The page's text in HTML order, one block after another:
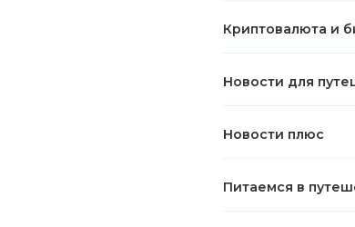
Криптовалюта и
Новости для
Новости плюс
Питаемся в